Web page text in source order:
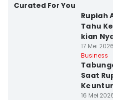
Curated For You
Rupiah
Tahu
kian
17 Mei
Business
Saat
16 Mei